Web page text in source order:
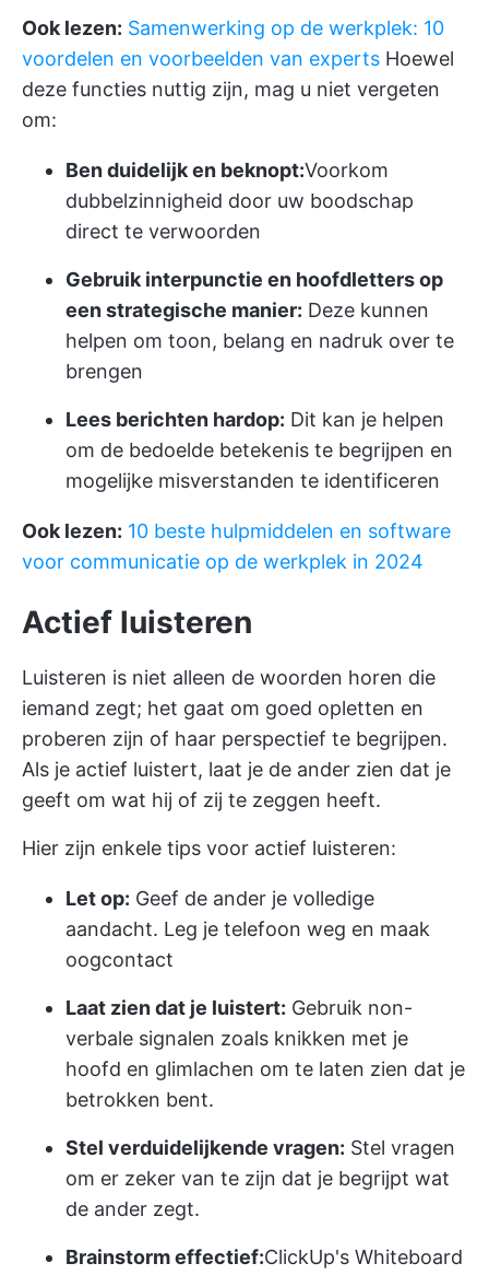
Ook lezen: Samenwerking op de werkplek: 10
voordelen en voorbeelden van experts Hoewel
deze functies nuttig zijn, mag u niet vergeten
om:
Ben duidelijk en beknopt:Voorkom
dubbelzinnigheid door uw boodschap
direct te verwoorden
Gebruik interpunctie en hoofdletters op
een strategische manier: Deze kunnen
helpen om toon, belang en nadruk over te
brengen
Lees berichten hardop: Dit kan je helpen
om de bedoelde betekenis te begrijpen en
mogelijke misverstanden te identificeren
Ook lezen: 10 beste hulpmiddelen en software
voor communicatie op de werkplek in 2024
Actief luisteren
Luisteren is niet alleen de woorden horen die
iemand zegt; het gaat om goed opletten en
proberen zijn of haar perspectief te begrijpen.
Als je actief luistert, laat je de ander zien dat je
geeft om wat hij of zij te zeggen heeft.
Hier zijn enkele tips voor actief luisteren:
Let op: Geef de ander je volledige
aandacht. Leg je telefoon weg en maak
oogcontact
Laat zien dat je luistert: Gebruik non-
verbale signalen zoals knikken met je
hoofd en glimlachen om te laten zien dat je
betrokken bent.
Stel verduidelijkende vragen: Stel vragen
om er zeker van te zijn dat je begrijpt wat
de ander zegt.
Brainstorm effectief:ClickUp's Whiteboard